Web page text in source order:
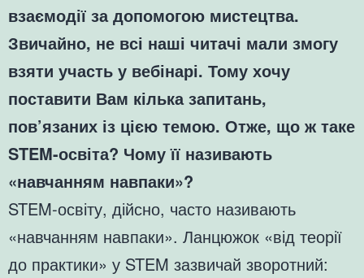
взаємодії за допомогою мистецтва.
Звичайно, не всі наші читачі мали змогу
взяти участь у вебінарі. Тому хочу
поставити Вам кілька запитань,
пов’язаних із цією темою. Отже, що ж таке
STEM-освіта? Чому її називають
«навчанням навпаки»?
STEM-освіту, дійсно, часто називають
«навчанням навпаки». Ланцюжок «від теорії
до практики» у STEM зазвичай зворотний: